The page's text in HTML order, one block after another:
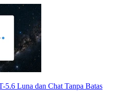
Luna dan Chat Tanpa Batas